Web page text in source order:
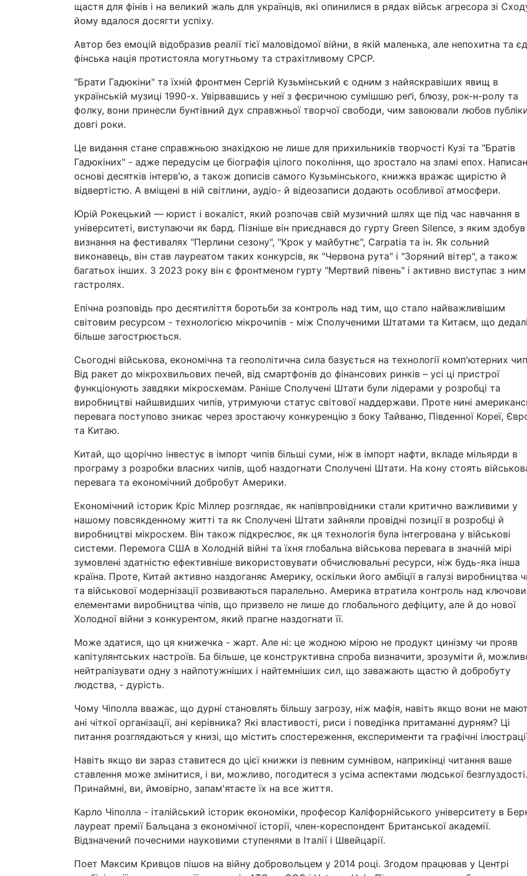
щастя для фінів і на великий жаль для українців, які опинилися в рядах військ агресора зі
йому вдалося досягти успіху.
Автор без емоцій відобразив реалії тієї маловідомої війни, в якій маленька, але непохитна та
фінська нація протистояла могутньому та страхітливому СРСР.
"Брати Гадюкіни" та їхній фронтмен Сергій Кузьмінський є одним з найяскравіших явищ в
українській музиці 1990-х. Увірвавшись у неї з феєричною сумішшю реґі, блюзу, рок-н-ролу та
фолку, вони принесли бунтівний дух справжньої творчої свободи, чим завоювали любов
довгі роки.
Це видання стане справжньою знахідкою не лише для прихильників творчості Кузі та "Братів
Гадюкіних" - адже передусім це біографія цілого покоління, що зростало на зламі епох.
основі десятків інтерв'ю, а також дописів самого Кузьмінського, книжка вражає щирістю й
відвертістю. А вміщені в ній світлини, аудіо- й відеозаписи додають особливої атмосфери.
Юрій Рокецький — юрист і вокаліст, який розпочав свій музичний шлях ще під час навчання в
університеті, виступаючи як бард. Пізніше він приєднався до гурту Green Silence, з яким здобув
визнання на фестивалях "Перлини сезону", "Крок у майбутнє", Carpatia та ін. Як сольний
виконавець, він став лауреатом таких конкурсів, як "Червона рута" і "Зоряний вітер", а також
багатьох інших. З 2023 року він є фронтменом гурту "Мертвий півень" і активно виступає з
гастролях.
Епічна розповідь про десятиліття боротьби за контроль над тим, що стало найважливішим
світовим ресурсом - технологією мікрочипів - між Сполученими Штатами та Китаєм, що дедалі
більше загострюється.
Сьогодні військова, економічна та геополітична сила базується на технології комп'ютерних
Від ракет до мікрохвильових печей, від смартфонів до фінансових ринків – усі ці пристрої
функціонують завдяки мікросхемам. Раніше Сполучені Штати були лідерами у розробці та
виробництві найшвидших чипів, утримуючи статус світової наддержави. Проте нині
перевага поступово зникає через зростаючу конкуренцію з боку Тайваню, Південної Кореї,
та Китаю.
Китай, що щорічно інвестує в імпорт чипів більші суми, ніж в імпорт нафти, вкладе мільярди в
програму з розробки власних чипів, щоб наздогнати Сполучені Штати. На кону стоять
перевага та економічний добробут Америки.
Економічний історик Кріс Міллер розглядає, як напівпровідники стали критично важливими у
нашому повсякденному житті та як Сполучені Штати зайняли провідні позиції в розробці й
виробництві мікросхем. Він також підкреслює, як ця технологія була інтегрована у військові
системи. Перемога США в Холодній війні та їхня глобальна військова перевага в значній мірі
зумовлені здатністю ефективніше використовувати обчислювальні ресурси, ніж будь-яка інша
країна. Проте, Китай активно наздоганяє Америку, оскільки його амбіції в галузі виробництва
та військової модернізації розвиваються паралельно. Америка втратила контроль над
елементами виробництва чіпів, що призвело не лише до глобального дефіциту, але й до нової
Холодної війни з конкурентом, який прагне наздогнати її.
Може здатися, що ця книжечка - жарт. Але ні: це жодною мірою не продукт цинізму чи прояв
капітулянтських настроїв. Ба більше, це конструктивна спроба визначити, зрозуміти й,
нейтралізувати одну з найпотужніших і найтемніших сил, що заважають щастю й добробуту
людства, - дурість.
Чому Чіполла вважає, що дурні становлять більшу загрозу, ніж мафія, навіть якщо вони не
ані чіткої організації, ані керівника? Які властивості, риси і поведінка притаманні дурням? Ці
питання розглядаються у книзі, що містить спостереження, експерименти та графічні
Навіть якщо ви зараз ставитеся до цієї книжки із певним сумнівом, наприкінці читання ваше
ставлення може змінитися, і ви, можливо, погодитеся з усіма аспектами людської безглуздості.
Принаймні, ви, ймовірно, запам'ятаєте їх на все життя.
Карло Чіполла - італійський історик економіки, професор Каліфорнійського університету в
лауреат премії Бальцана з економічної історії, член-кореспондент Британської академії.
Відзначений почесними науковими ступенями в Італії і Швейцарії.
Поет Максим Кривцов пішов на війну добровольцем у 2014 році. Згодом працював у Центрі